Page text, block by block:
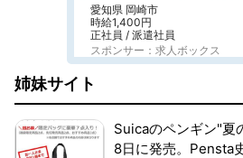
愛知県 岡崎市
時給1,400円
正社員 / 派遣社員
スポンサー：求人ボックス
姉妹サイト
Suicaのペンギン"夏
8日に発売。Pensta